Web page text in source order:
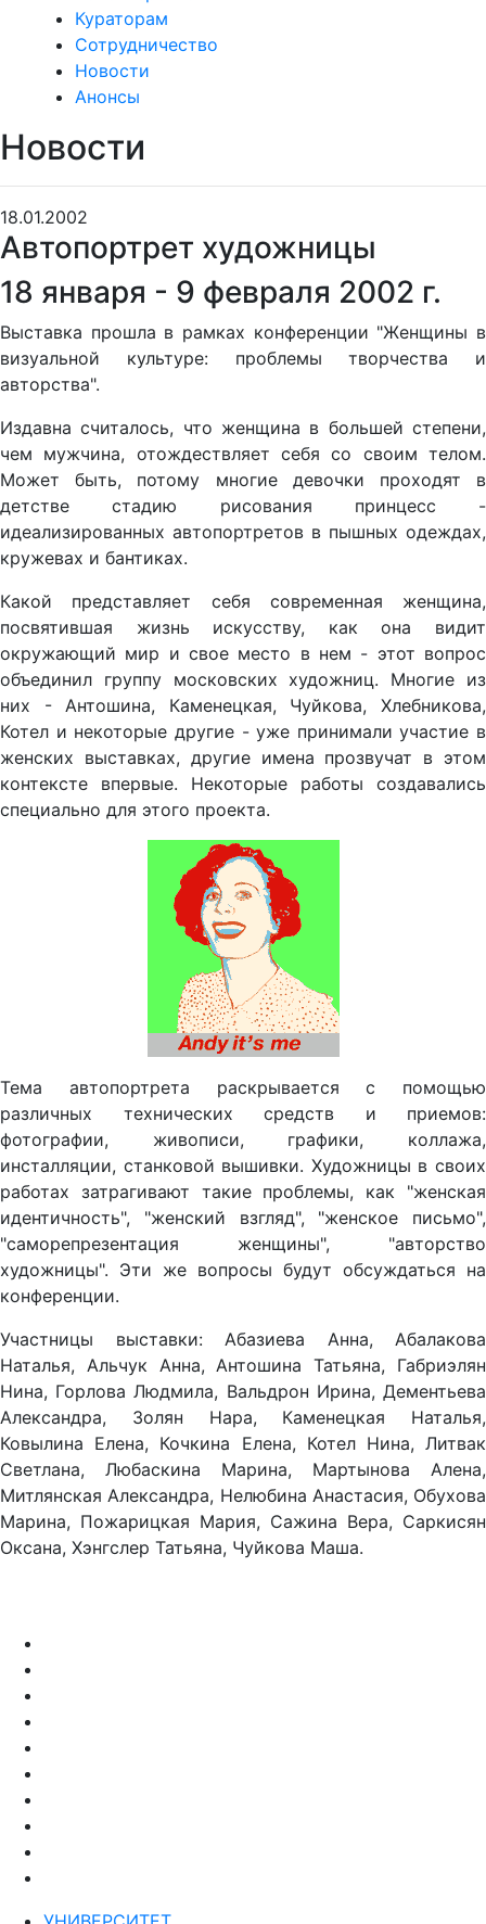
Кураторам
Сотрудничество
Новости
Анонсы
Новости
18.01.2002
Автопортрет художницы
18 января - 9 февраля 2002 г.
Выставка прошла в рамках конференции "Женщины в
визуальной культуре: проблемы творчества и
авторства".
Издавна считалось, что женщина в большей степени,
чем мужчина, отождествляет себя со своим телом.
Может быть, потому многие девочки проходят в
детстве стадию рисования принцесс -
идеализированных автопортретов в пышных одеждах,
кружевах и бантиках.
Какой представляет себя современная женщина,
посвятившая жизнь искусству, как она видит
окружающий мир и свое место в нем - этот вопрос
объединил группу московских художниц. Многие из
них - Антошина, Каменецкая, Чуйкова, Хлебникова,
Котел и некоторые другие - уже принимали участие в
женских выставках, другие имена прозвучат в этом
контексте впервые. Некоторые работы создавались
специально для этого проекта.
Тема автопортрета раскрывается с помощью
различных технических средств и приемов:
фотографии, живописи, графики, коллажа,
инсталляции, станковой вышивки. Художницы в своих
работах затрагивают такие проблемы, как "женская
идентичность", "женский взгляд", "женское письмо",
"саморепрезентация женщины", "авторство
художницы". Эти же вопросы будут обсуждаться на
конференции.
Участницы выставки: Абазиева Анна, Абалакова
Наталья, Альчук Анна, Антошина Татьяна, Габриэлян
Нина, Горлова Людмила, Вальдрон Ирина, Дементьева
Александра, Золян Нара, Каменецкая Наталья,
Ковылина Елена, Кочкина Елена, Котел Нина, Литвак
Светлана, Любаскина Марина, Мартынова Алена,
Митлянская Александра, Нелюбина Анастасия, Обухова
Марина, Пожарицкая Мария, Сажина Вера, Саркисян
Оксана, Хэнгслер Татьяна, Чуйкова Маша.